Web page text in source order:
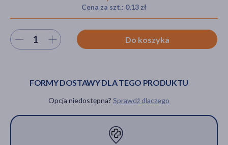
Cena za szt.: 0,13 zł
Wybierz ilość Do koszyka
FORMY DOSTAWY DLA TEGO PRODUKTU
Opcja niedostępna? Sprawdź dlaczego